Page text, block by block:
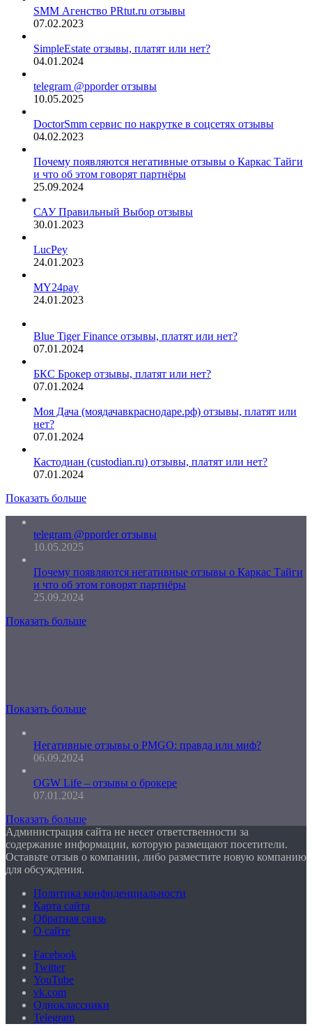
SMM Агенство PRtut.ru отзывы
07.02.2023
SimpleEstate отзывы, платят или нет?
04.01.2024
telegram @pporder отзывы
10.05.2025
DoctorSmm сервис по накрутке в соцсетях отзывы
04.02.2023
Почему появляются негативные отзывы о Каркас Тайги
и что об этом говорят партнёры
25.09.2024
САУ Правильный Выбор отзывы
30.01.2023
LucPey
24.01.2023
MY24pay
24.01.2023
Blue Tiger Finance отзывы, платят или нет?
07.01.2024
БКС Брокер отзывы, платят или нет?
07.01.2024
Моя Дача (моядачавкраснодаре.рф) отзывы, платят или
нет?
07.01.2024
Кастодиан (custodian.ru) отзывы, платят или нет?
07.01.2024
Показать больше
telegram @pporder отзывы
10.05.2025
Почему появляются негативные отзывы о Каркас Тайги
и что об этом говорят партнёры
25.09.2024
Показать больше
Показать больше
Негативные отзывы о PMGO: правда или миф?
06.09.2024
OGW Life – отзывы о брокере
07.01.2024
Показать больше
Администрация сайта не несет ответственности за
содержание информации, которую размещают посетители.
Оставьте отзыв о компании, либо разместите новую компанию
для обсуждения.
Политика конфиденциальности
Карта сайта
Обратная связь
О сайте
Facebook
Twitter
YouTube
vk.com
Одноклассники
Telegram